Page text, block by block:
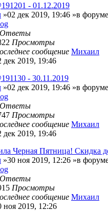
- 01.12.2019
»02 дек 2019, 19:46 »в форуме
Ответы
Просмотры
сообщение Михаил
дек 2019, 19:46
- 30.11.2019
»02 дек 2019, 19:46 »в форуме
Ответы
Просмотры
сообщение Михаил
дек 2019, 19:46
Черная Пятница! Скидка
»30 ноя 2019, 12:26 »в
Ответы
Просмотры
сообщение Михаил
ноя 2019, 12:26